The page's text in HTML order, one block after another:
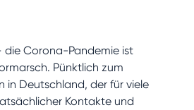
die Corona-Pandemie ist
Pünktlich zum
in Deutschland, der für viele
Kontakte und